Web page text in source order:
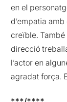
en el
d’empatia
creïble.
direcció
l’actor en
agradat força.